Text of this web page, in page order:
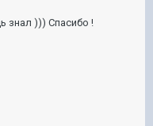
знал ))) Спасибо !